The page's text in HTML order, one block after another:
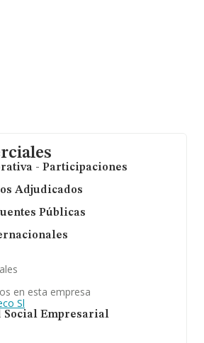
- Participaciones
Adjudicados
Públicas
en esta empresa
Sl
Social Empresarial